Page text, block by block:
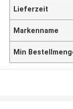
Lieferzeit
Markenname
Min